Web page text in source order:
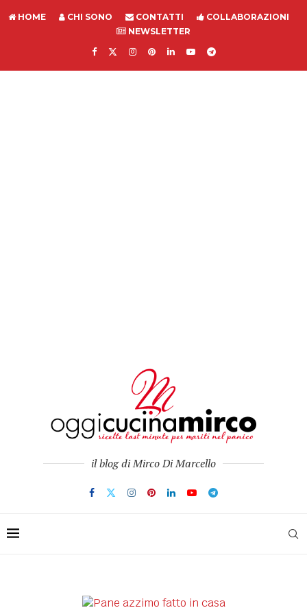
HOME CHI SONO CONTATTI
COLLABORAZIONI
NEWSLETTER
il blog di Mirco Di Marcello